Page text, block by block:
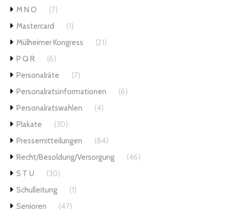
M N O
(7)
Mastercard
(1)
Mülheimer Kongress
(21)
P Q R
(6)
Personalräte
(7)
Personalratsinformationen
(6)
Personalratswahlen
(4)
Plakate
(30)
Pressemitteilungen
(84)
Recht/Besoldung/Versorgung
(46)
S T U
(30)
Schulleitung
(1)
Senioren
(47)